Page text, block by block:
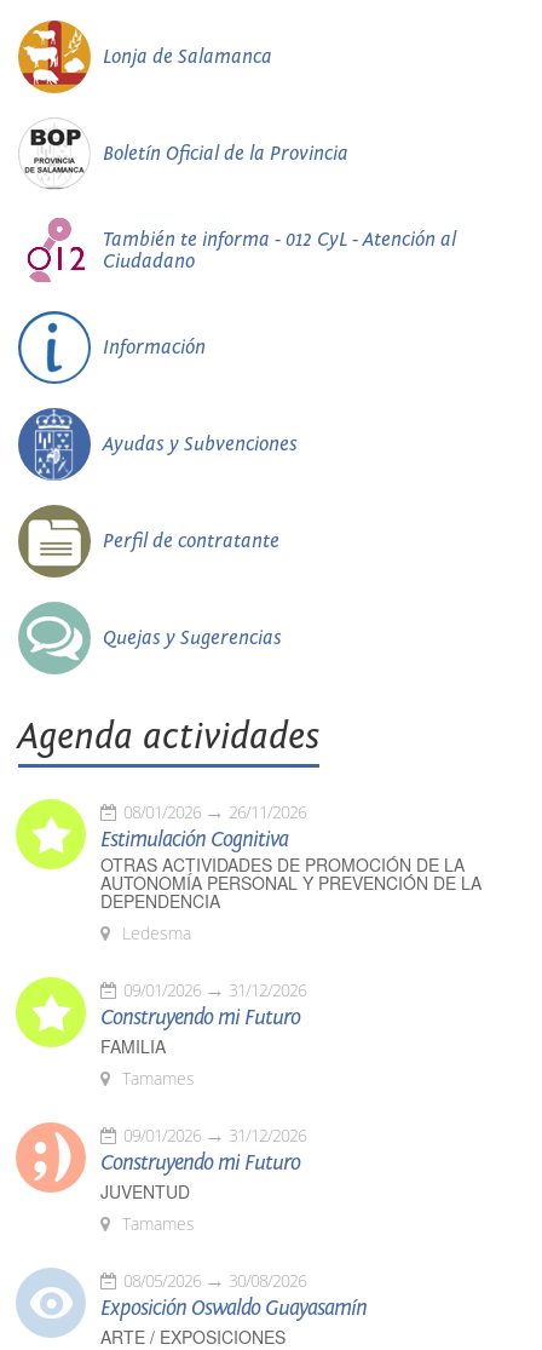
Lonja de Salamanca
Boletín Oficial de la Provincia
También te informa - 012 CyL - Atención al
Ciudadano
Información
Ayudas y Subvenciones
Perfil de contratante
Quejas y Sugerencias
Agenda actividades
08/01/2026 26/11/2026
Estimulación Cognitiva
OTRAS ACTIVIDADES DE PROMOCIÓN DE LA
AUTONOMÍA PERSONAL Y PREVENCIÓN DE LA
DEPENDENCIA
Ledesma
09/01/2026 31/12/2026
Construyendo mi Futuro
FAMILIA
Tamames
09/01/2026 31/12/2026
Construyendo mi Futuro
JUVENTUD
Tamames
08/05/2026 30/08/2026
Exposición Oswaldo Guayasamín
ARTE / EXPOSICIONES